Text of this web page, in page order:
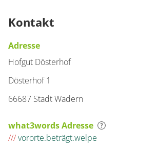
Kontakt
Adresse
Hofgut Dösterhof
Dösterhof 1
66687 Stadt Wadern
what3words Adresse
///vororte.beträgt.welpe